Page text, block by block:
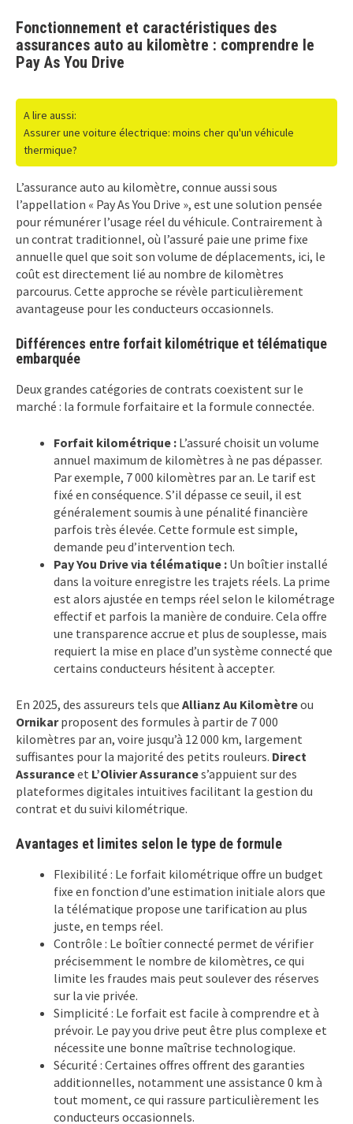
Fonctionnement et caractéristiques des
assurances auto au kilomètre : comprendre le
Pay As You Drive
A lire aussi:
Assurer une voiture électrique: moins cher qu'un véhicule
thermique?
L’assurance auto au kilomètre, connue aussi sous
l’appellation « Pay As You Drive », est une solution pensée
pour rémunérer l’usage réel du véhicule. Contrairement à
un contrat traditionnel, où l’assuré paie une prime fixe
annuelle quel que soit son volume de déplacements, ici, le
coût est directement lié au nombre de kilomètres
parcourus. Cette approche se révèle particulièrement
avantageuse pour les conducteurs occasionnels.
Différences entre forfait kilométrique et télématique
embarquée
Deux grandes catégories de contrats coexistent sur le
marché : la formule forfaitaire et la formule connectée.
Forfait kilométrique : L’assuré choisit un volume
annuel maximum de kilomètres à ne pas dépasser.
Par exemple, 7 000 kilomètres par an. Le tarif est
fixé en conséquence. S’il dépasse ce seuil, il est
généralement soumis à une pénalité financière
parfois très élevée. Cette formule est simple,
demande peu d’intervention tech.
Pay You Drive via télématique : Un boîtier installé
dans la voiture enregistre les trajets réels. La prime
est alors ajustée en temps réel selon le kilométrage
effectif et parfois la manière de conduire. Cela offre
une transparence accrue et plus de souplesse, mais
requiert la mise en place d’un système connecté que
certains conducteurs hésitent à accepter.
En 2025, des assureurs tels que Allianz Au Kilomètreou
Ornikarproposent des formules à partir de 7 000
kilomètres par an, voire jusqu’à 12 000 km, largement
suffisantes pour la majorité des petits rouleurs. Direct
Assuranceet L’Olivier Assurances’appuient sur des
plateformes digitales intuitives facilitant la gestion du
contrat et du suivi kilométrique.
Avantages et limites selon le type de formule
Flexibilité : Le forfait kilométrique offre un budget
fixe en fonction d’une estimation initiale alors que
la télématique propose une tarification au plus
juste, en temps réel.
Contrôle : Le boîtier connecté permet de vérifier
précisemment le nombre de kilomètres, ce qui
limite les fraudes mais peut soulever des réserves
sur la vie privée.
Simplicité : Le forfait est facile à comprendre et à
prévoir. Le pay you drive peut être plus complexe et
nécessite une bonne maîtrise technologique.
Sécurité : Certaines offres offrent des garanties
additionnelles, notamment une assistance 0 km à
tout moment, ce qui rassure particulièrement les
conducteurs occasionnels.